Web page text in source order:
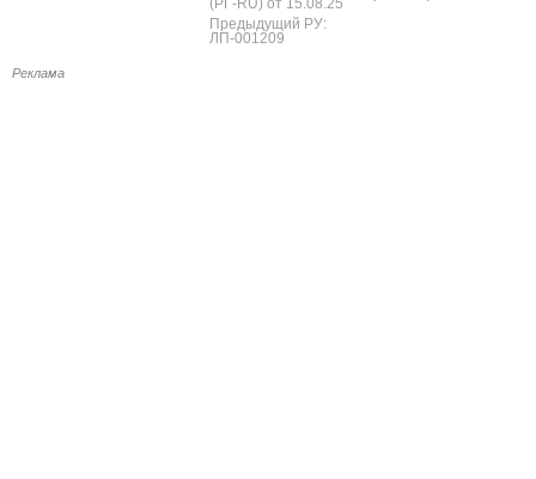
Предыдущий РУ:
ЛП-001209
Реклама